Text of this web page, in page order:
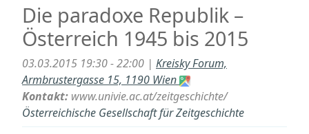
Die paradoxe Republik –
Österreich 1945 bis 2015
03.03.2015 19:30 - 22:00 | Kreisky Forum,
Armbrustergasse 15, 1190 Wien
Kontakt: www.univie.ac.at/zeitgeschichte/
Österreichische Gesellschaft für Zeitgeschichte